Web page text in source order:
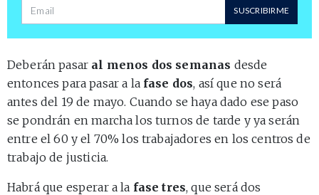
Dirección de correo SUSCRIBIRME
Deberán pasar al menos dos semanas desde
entonces para pasar a la fase dos, así que no será
antes del 19 de mayo. Cuando se haya dado ese paso
se pondrán en marcha los turnos de tarde y ya serán
entre el 60 y el 70% los trabajadores en los centros de
trabajo de justicia.
Habrá que esperar a la fase tres, que será dos